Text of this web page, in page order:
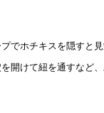
でホチキスを隠すと見
開けて紐を通すなど、